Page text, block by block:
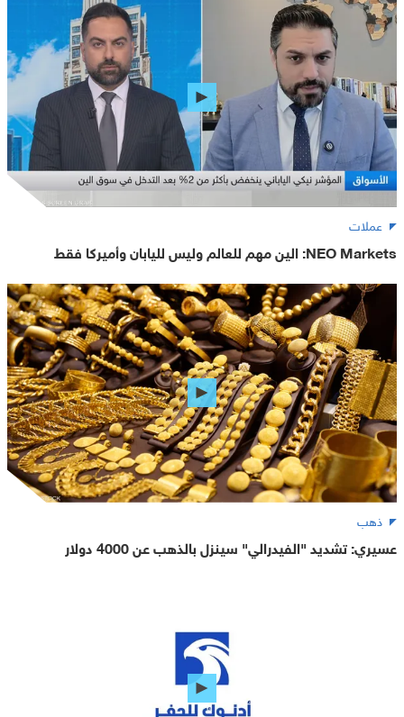
عملات
NEO Markets: الين مهم للعالم وليس لليابان وأميركا فقط
ذهب
عسيري: تشديد "الفيدرالي" سينزل بالذهب عن 4000 دولار